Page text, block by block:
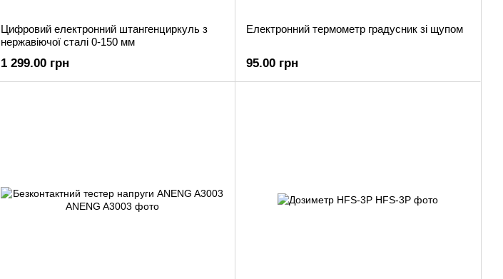
Цифровий електронний штангенциркуль з
нержавіючої сталі 0-150 мм
1 299.00 грн
Електронний термометр градусник зі щупом
95.00 грн